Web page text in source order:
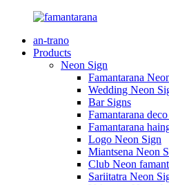
an-trano
Products
Neon Sign
Famantarana
Wedding Neon
Bar Signs
Famantarana
Famantarana
Logo Neon Sign
Miantsena Neon
Club Neon
Sariitatra Neon